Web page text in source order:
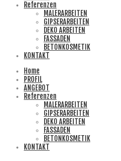
Referenzen
MALERARBEITEN
GIPSERARBEITEN
DEKO ARBEITEN
FASSADEN
BETONKOSMETIK
KONTAKT
Home
PROFIL
ANGEBOT
Referenzen
MALERARBEITEN
GIPSERARBEITEN
DEKO ARBEITEN
FASSADEN
BETONKOSMETIK
KONTAKT